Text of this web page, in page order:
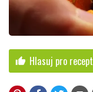
thumb_up Hlasuj pro recept